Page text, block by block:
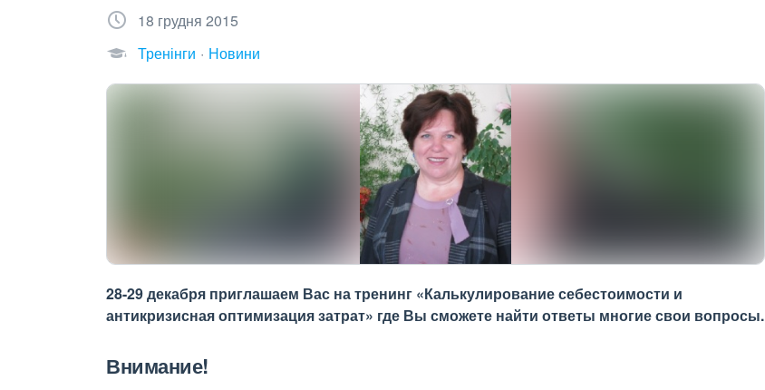
18 грудня 2015
Тренінги
Новини
28-29 декабря приглашаем Вас на тренинг «Калькулирование себестоимости и
антикризисная оптимизация затрат» где Вы сможете найти ответы многие свои вопросы.
Внимание!